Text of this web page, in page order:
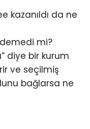
kazanıldı da ne
mi?
diye bir kurum
ve seçilmiş
bağlarsa ne